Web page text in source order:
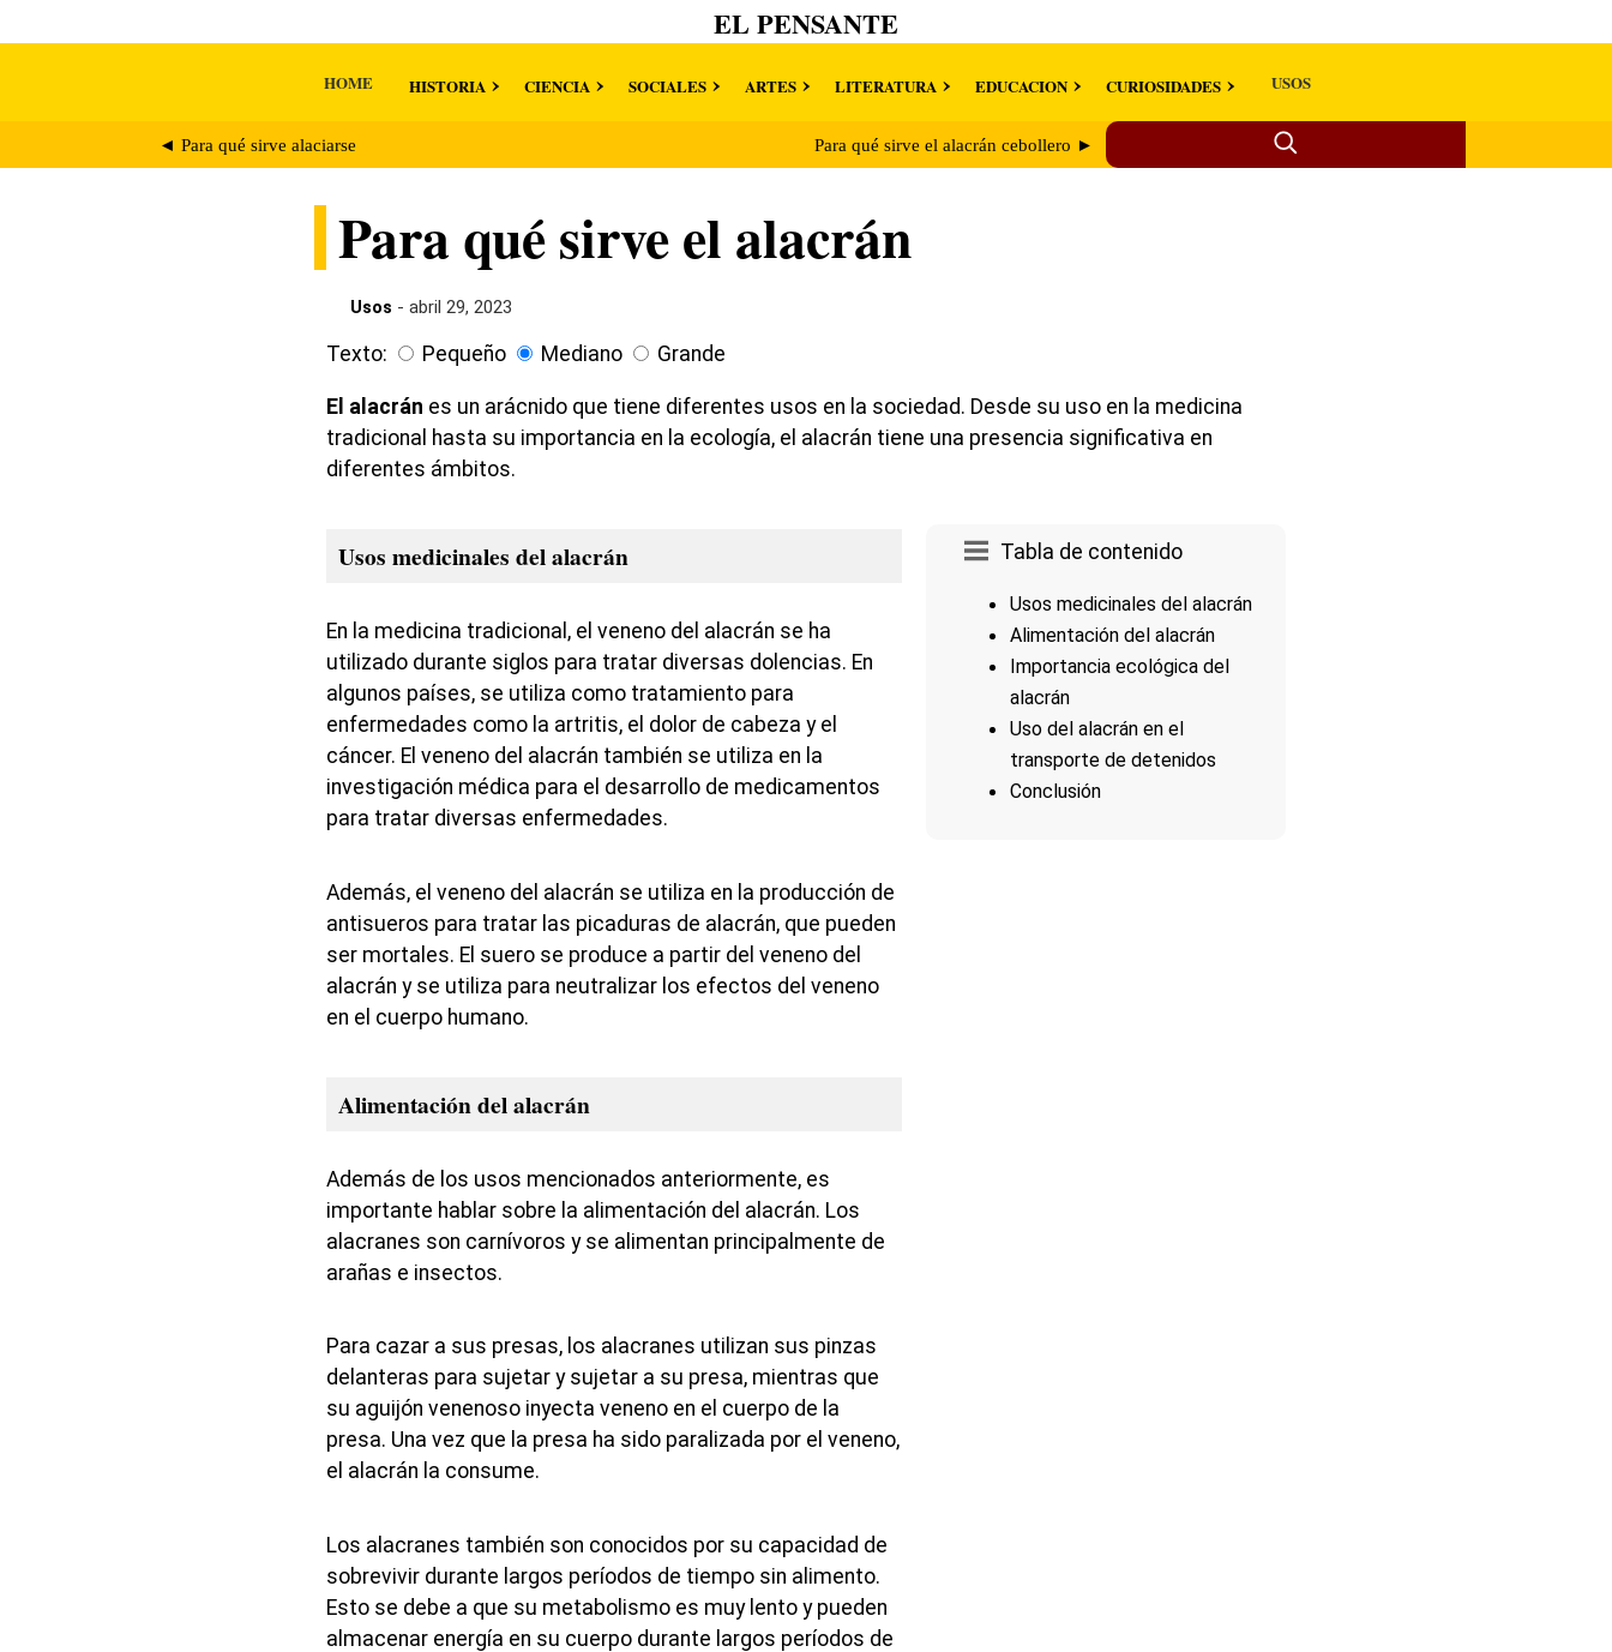
EL PENSANTE
HOME HISTORIA CIENCIA SOCIALES ARTES LITERATURA EDUCACION CURIOSIDADES USOS
◄ Para qué sirve alaciarse Para qué sirve el alacrán cebollero ►
Para qué sirve el alacrán
Usos - abril 29, 2023
Texto: Pequeño Mediano Grande
El alacrán es un arácnido que tiene diferentes usos en la sociedad. Desde su uso en la medicina
tradicional hasta su importancia en la ecología, el alacrán tiene una presencia significativa en
diferentes ámbitos.
Tabla de contenido
Usos medicinales del alacrán
Alimentación del alacrán
Importancia ecológica del
alacrán
Uso del alacrán en el
transporte de detenidos
Conclusión
Usos medicinales del alacrán
En la medicina tradicional, el veneno del alacrán se ha
utilizado durante siglos para tratar diversas dolencias. En
algunos países, se utiliza como tratamiento para
enfermedades como la artritis, el dolor de cabeza y el
cáncer. El veneno del alacrán también se utiliza en la
investigación médica para el desarrollo de medicamentos
para tratar diversas enfermedades.
Además, el veneno del alacrán se utiliza en la producción de
antisueros para tratar las picaduras de alacrán, que pueden
ser mortales. El suero se produce a partir del veneno del
alacrán y se utiliza para neutralizar los efectos del veneno
en el cuerpo humano.
Alimentación del alacrán
Además de los usos mencionados anteriormente, es
importante hablar sobre la alimentación del alacrán. Los
alacranes son carnívoros y se alimentan principalmente de
arañas e insectos.
Para cazar a sus presas, los alacranes utilizan sus pinzas
delanteras para sujetar y sujetar a su presa, mientras que
su aguijón venenoso inyecta veneno en el cuerpo de la
presa. Una vez que la presa ha sido paralizada por el veneno,
el alacrán la consume.
Los alacranes también son conocidos por su capacidad de
sobrevivir durante largos períodos de tiempo sin alimento.
Esto se debe a que su metabolismo es muy lento y pueden
almacenar energía en su cuerpo durante largos períodos de